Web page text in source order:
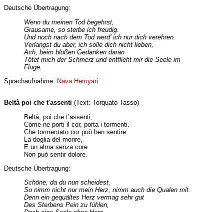
Deutsche Übertragung:
Wenn du meinen Tod begehrst,
Grausame, so sterbe ich freudig.
Und noch nach dem Tod werd’ ich nur dich verehren.
Verlangst du aber, ich solle dich nicht lieben,
Ach, beim bloßen Gedanken daran
Tötet mich der Schmerz und entflieht mir die Seele im
Fluge.
Sprachaufnahme: Nava Hemyari
Beltà poi che t'assenti (Text: Torquato Tasso)
Beltà, poi che t’assenti,
Come ne porti il cor, porta i tormenti.
Che tormentato cor può ben sentire
La doglia del morire,
E un alma senza core
Non può sentir dolore.
Deutsche Übertragung:
Schöne, da du nun scheidest,
So nimm nicht nur mein Herz, nimm auch die Qualen mit.
Denn ein gequältes Herz vermag sehr gut
Des Sterbens Pein zu fühlen,